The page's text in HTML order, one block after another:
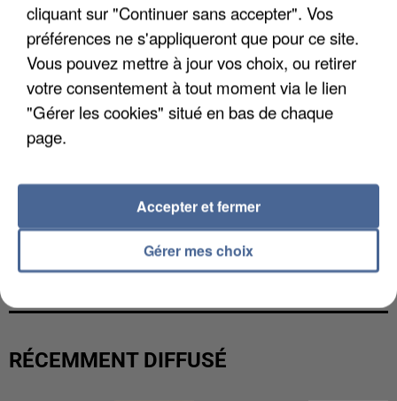
L’UN DES FONDATEURS SUPPOSÉS DE LA DZ
MAFIA INTERPELLÉ EN ALGÉRIE
RÉCEMMENT DIFFUSÉ
cliquant sur "Continuer sans accepter". Vos
préférences ne s'appliqueront que pour ce site.
Vous pouvez mettre à jour vos choix, ou retirer
votre consentement à tout moment via le lien
"Gérer les cookies" situé en bas de chaque
page.
Gérer mes choix
Accepter et fermer